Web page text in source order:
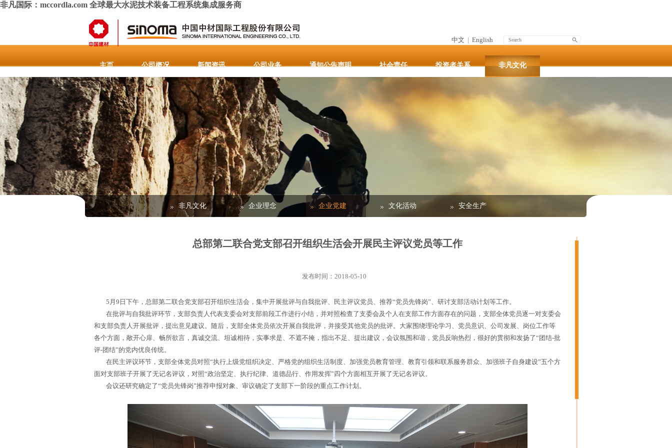
非凡国际：mccordla.com 全球最大水泥技术装备工程系统集成服务商
中文 | English
主页 公司概况 新闻资讯 公司业务 通知公告声明 社会责任 投资者关系 非凡文化
人力资源 联系我们 重要通知公告
非凡文化 企业理念 企业党建 文化活动 安全生产
总部第二联合党支部召开组织生活会开展民主评议党员等工作
发布时间：2018-05-10
5月9日下午，总部第二联合党支部召开组织生活会，集中开展批评与自我批评、民主评议党员、推荐“党员先锋岗”、研讨支部活动计划等工作。
在批评与自我批评环节，支部负责人代表支委会对支部前段工作进行小结，并对照检查了支委会及个人在支部工作方面存在的问题，支部全体党员逐一对支委会
和支部负责人开展批评，提出意见建议。随后，支部全体党员依次开展自我批评，并接受其他党员的批评。大家围绕理论学习、党员意识、公司发展、岗位工作等
各个方面，敞开心扉、畅所欲言，真诚交流、坦诚相待，实事求是、不遮不掩，指出不足、提出建议，会议氛围和谐，党员反响热烈，很好的贯彻和发扬了“团结-批
评-团结”的党内优良传统。
在民主评议环节，支部全体党员对照“执行上级党组织决定、严格党的组织生活制度、加强党员教育管理、教育引领和联系服务群众、加强班子自身建设”五个方
面对支部班子开展了无记名评议，对照“政治坚定、执行纪律、道德品行、作用发挥”四个方面相互开展了无记名评议。
会议还研究确定了“党员先锋岗”推荐申报对象、审议确定了支部下一阶段的重点工作计划。